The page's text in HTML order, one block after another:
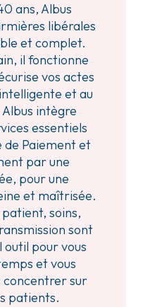
ans, Albus
libérales
et complet.
il fonctionne
vos actes
et au
intègre
essentiels
de Paiement et
par une
pour une
et maîtrisée.
soins,
sont
outil pour vous
et vous
concentrer sur
patients.